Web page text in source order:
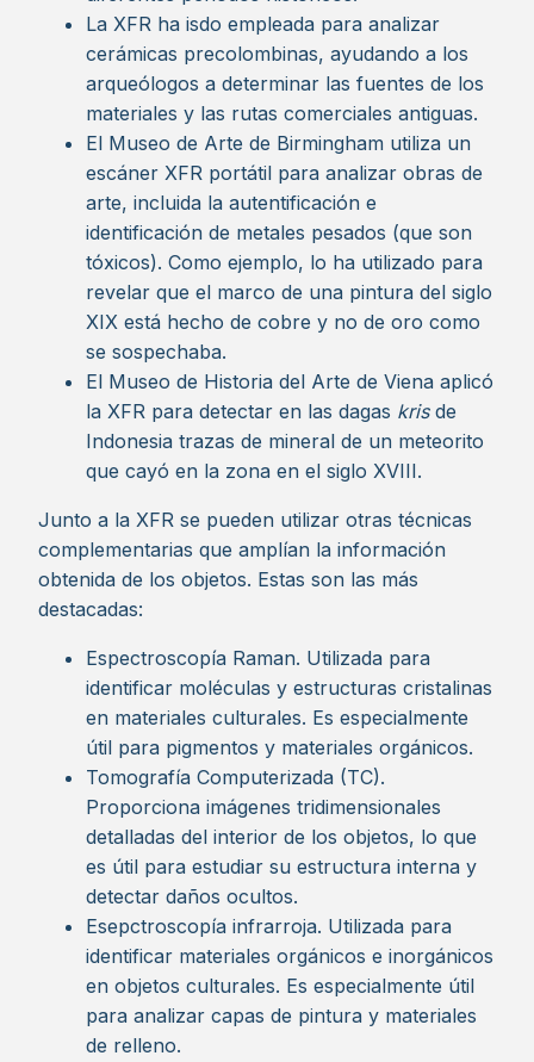
La XFR ha isdo empleada para analizar
cerámicas precolombinas, ayudando a los
arqueólogos a determinar las fuentes de los
materiales y las rutas comerciales antiguas.
El Museo de Arte de Birmingham utiliza un
escáner XFR portátil para analizar obras de
arte, incluida la autentificación e
identificación de metales pesados (que son
tóxicos). Como ejemplo, lo ha utilizado para
revelar que el marco de una pintura del siglo
XIX está hecho de cobre y no de oro como
se sospechaba.
El Museo de Historia del Arte de Viena aplicó
la XFR para detectar en las dagas krisde
Indonesia trazas de mineral de un meteorito
que cayó en la zona en el siglo XVIII.
Junto a la XFR se pueden utilizar otras técnicas
complementarias que amplían la información
obtenida de los objetos. Estas son las más
destacadas:
Espectroscopía Raman. Utilizada para
identificar moléculas y estructuras cristalinas
en materiales culturales. Es especialmente
útil para pigmentos y materiales orgánicos.
Tomografía Computerizada (TC).
Proporciona imágenes tridimensionales
detalladas del interior de los objetos, lo que
es útil para estudiar su estructura interna y
detectar daños ocultos.
Esepctroscopía infrarroja. Utilizada para
identificar materiales orgánicos e inorgánicos
en objetos culturales. Es especialmente útil
para analizar capas de pintura y materiales
de relleno.